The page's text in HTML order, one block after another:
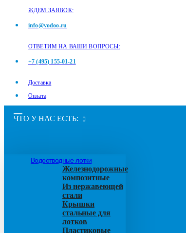
ЖДЕМ ЗАЯВОК:
info@vodoo.ru
ОТВЕТИМ НА ВАШИ ВОПРОСЫ:
+7 (495) 155-01-21
Доставка
Оплата
ЧТО У НАС ЕСТЬ:
Водоотводные лотки
Железнодорожные
композитные
Из нержавеющей
стали
Крышки
стальные для
лотков
Пластиковые